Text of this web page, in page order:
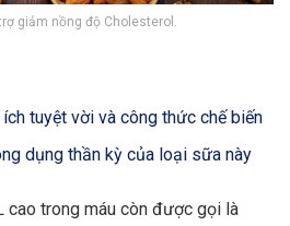
giảm nồng độ Cholesterol.
tuyệt vời và công thức chế biến
dụng thần kỳ của loại sữa này
cao trong máu còn được gọi là